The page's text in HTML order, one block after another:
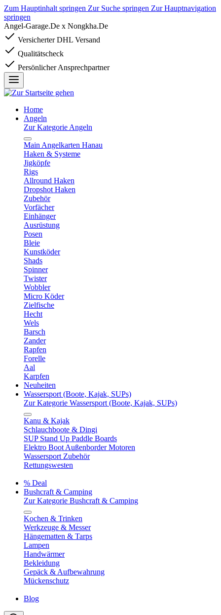
Zum Hauptinhalt springen Zur Suche springen Zur Hauptnavigation
springen
Angel-Garage.De x Nongkha.De
Versicherter DHL Versand
Qualitätscheck
Persönlicher Ansprechpartner
Home
Angeln
Zur Kategorie Angeln
Main Angelkarten Hanau
Haken & Systeme
Jigköpfe
Rigs
Allround Haken
Dropshot Haken
Zubehör
Vorfächer
Einhänger
Ausrüstung
Posen
Bleie
Kunstköder
Shads
Spinner
Twister
Wobbler
Micro Köder
Zielfische
Hecht
Wels
Barsch
Zander
Rapfen
Forelle
Aal
Karpfen
Neuheiten
Wassersport (Boote, Kajak, SUPs)
Zur Kategorie Wassersport (Boote, Kajak, SUPs)
Kanu & Kajak
Schlauchboote & Dingi
SUP Stand Up Paddle Boards
Elektro Boot Außenborder Motoren
Wassersport Zubehör
Rettungswesten
% Deal
Bushcraft & Camping
Zur Kategorie Bushcraft & Camping
Kochen & Trinken
Werkzeuge & Messer
Hängematten & Tarps
Lampen
Handwärmer
Bekleidung
Gepäck & Aufbewahrung
Mückenschutz
Blog